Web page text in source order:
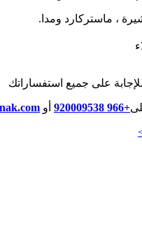
، ماستركارد ومدا.
على جميع استفساراتك
+966 920009538 أو